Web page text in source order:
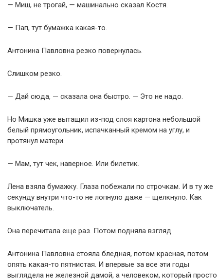
— Миш, не трогай, — машинально сказал Костя.
— Пап, тут бумажка какая-то.
Антонина Павловна резко повернулась.
Слишком резко.
— Дай сюда, — сказала она быстро. — Это не надо.
Но Мишка уже вытащил из-под слоя картона небольшой
белый прямоугольник, испачканный кремом на углу, и
протянул матери.
— Мам, тут чек, наверное. Или билетик.
Лена взяла бумажку. Глаза побежали по строчкам. И в ту же
секунду внутри что-то не лопнуло даже — щелкнуло. Как
выключатель.
Она перечитала еще раз. Потом подняла взгляд.
Антонина Павловна стояла бледная, потом красная, потом
опять какая-то пятнистая. И впервые за все эти годы
выглядела не железной дамой, а человеком, который просто